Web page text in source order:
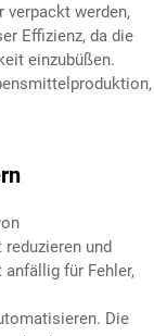
verpackt werden,
Effizienz, da die
einzubüßen.
und
für Fehler,
Die